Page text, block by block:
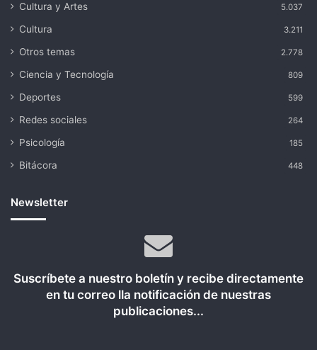
Cultura y Artes 5.037
Cultura 3.211
Otros temas 2.778
Ciencia y Tecnología 809
Deportes 599
Redes sociales 264
Psicología 185
Bitácora 448
Newsletter
Suscríbete a nuestro boletín y recibe directamente
en tu correo lla notificación de nuestras
publicaciones...